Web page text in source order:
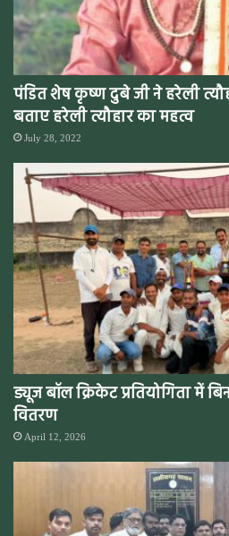
पंडित शेष कृष्ण दुबे जी ने हरेली
बताए हरेली त्यौहार का महत्व
July 28, 2022
ड्यूज बॉल क्रिकेट प्रतियोगिता में
वितरण
April 12, 2026